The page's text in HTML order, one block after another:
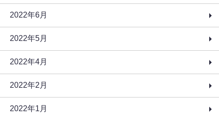
2022年6月
2022年5月
2022年4月
2022年2月
2022年1月